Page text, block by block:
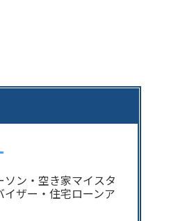
ン・空き家マイスタ
ザー・住宅ローンア